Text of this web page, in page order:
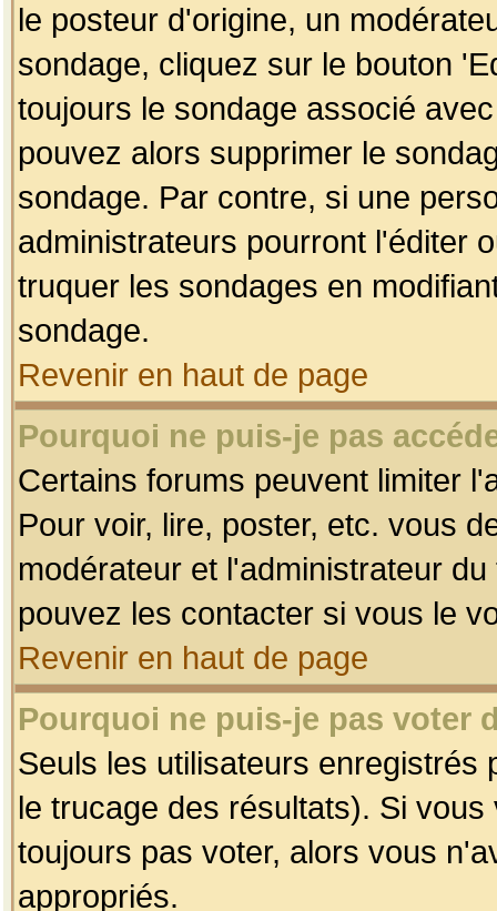
le posteur d'origine, un
sondage, cliquez sur le bouton
toujours le sondage associé
pouvez alors supprimer le
sondage. Par contre, si une
administrateurs pourront l'éditer
truquer les sondages en
sondage.
Revenir en haut de page
Pourquoi ne puis-je pas
Certains forums peuvent limiter
Pour voir, lire, poster, etc. vous
modérateur et l'administrateur
pouvez les contacter si vous le
Revenir en haut de page
Pourquoi ne puis-je pas voter
Seuls les utilisateurs enregistrés
le trucage des résultats). Si
toujours pas voter, alors vous
appropriés.